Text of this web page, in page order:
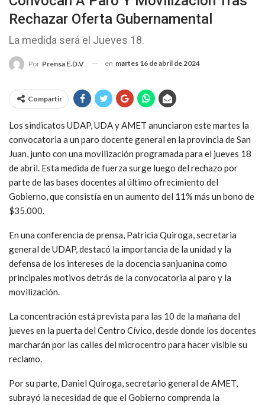
Rechazar Oferta Gubernamental
La medida será el Jueves 18.
Por Prensa E.D.V en martes 16 de abril de 2024
Compartir
Los sindicatos UDAP, UDA y AMET anunciaron este martes la
convocatoria a un paro docente general en la provincia de San
Juan, junto con una movilización programada para el jueves 18
de abril. Esta medida de fuerza surge luego del rechazo por
parte de las bases docentes al último ofrecimiento del
Gobierno, que consistía en un aumento del 11% más un bono de
$35.000.
En una conferencia de prensa, Patricia Quiroga, secretaria
general de UDAP, destacó la importancia de la unidad y la
defensa de los intereses de la docencia sanjuanina como
principales motivos detrás de la convocatoria al paro y la
movilización.
La concentración está prevista para las 10 de la mañana del
jueves en la puerta del Centro Cívico, desde donde los docentes
marcharán por las calles del microcentro para hacer visible su
reclamo.
Por su parte, Daniel Quiroga, secretario general de AMET,
subrayó la necesidad de que el Gobierno comprenda la